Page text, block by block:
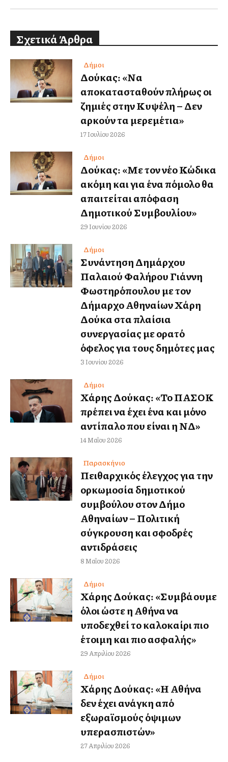
Σχετικά Άρθρα
Δήμοι
Δούκας: «Να
αποκατασταθούν πλήρως οι
ζημιές στην Κυψέλη – Δεν
αρκούν τα μερεμέτια»
17 Ιουλίου 2026
Δήμοι
Δούκας: «Με τον νέο Κώδικα
ακόμη και για ένα πόμολο θα
απαιτείται απόφαση
Δημοτικού Συμβουλίου»
29 Ιουνίου 2026
Δήμοι
Συνάντηση Δημάρχου
Παλαιού Φαλήρου Γιάννη
Φωστηρόπουλου με τον
Δήμαρχο Αθηναίων Χάρη
Δούκα στα πλαίσια
συνεργασίας με ορατό
όφελος για τους δημότες μας
3 Ιουνίου 2026
Δήμοι
Χάρης Δούκας: «Το ΠΑΣΟΚ
πρέπει να έχει ένα και μόνο
αντίπαλο που είναι η ΝΔ»
14 Μαΐου 2026
Παρασκήνιο
Πειθαρχικός έλεγχος για την
ορκωμοσία δημοτικού
συμβούλου στον Δήμο
Αθηναίων – Πολιτική
σύγκρουση και σφοδρές
αντιδράσεις
8 Μαΐου 2026
Δήμοι
Χάρης Δούκας: «Συμβάλλουμε
όλοι ώστε η Αθήνα να
υποδεχθεί το καλοκαίρι πιο
έτοιμη και πιο ασφαλής»
29 Απριλίου 2026
Δήμοι
Χάρης Δούκας: «Η Αθήνα
δεν έχει ανάγκη από
εξωραϊσμούς όψιμων
υπερασπιστών»
27 Απριλίου 2026